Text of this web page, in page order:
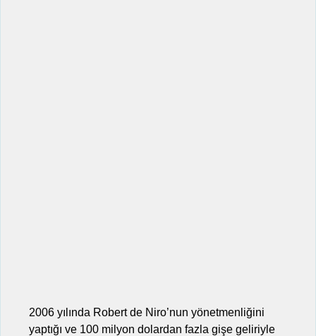
2006 yılında Robert de Niro’nun yönetmenliğini
yaptığı ve 100 milyon dolardan fazla gişe geliriyle